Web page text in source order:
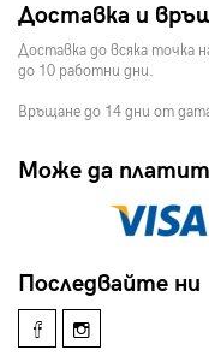
Доставка и
Доставка до всяка точка
до 10 работни дни.
Връщане до 14 дни от
Може да
Последвайте ни